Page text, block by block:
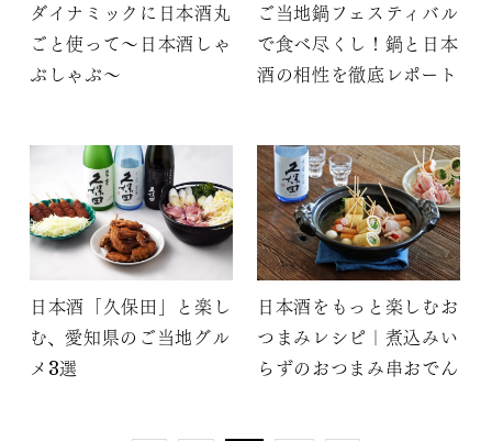
ダイナミックに日本酒丸
ごと使って～日本酒しゃ
ぶしゃぶ～
ご当地鍋フェスティバル
で食べ尽くし！鍋と日本
酒の相性を徹底レポート
日本酒「久保田」と楽し
む、愛知県のご当地グル
メ3選
日本酒をもっと楽しむお
つまみレシピ｜煮込みい
らずのおつまみ串おでん